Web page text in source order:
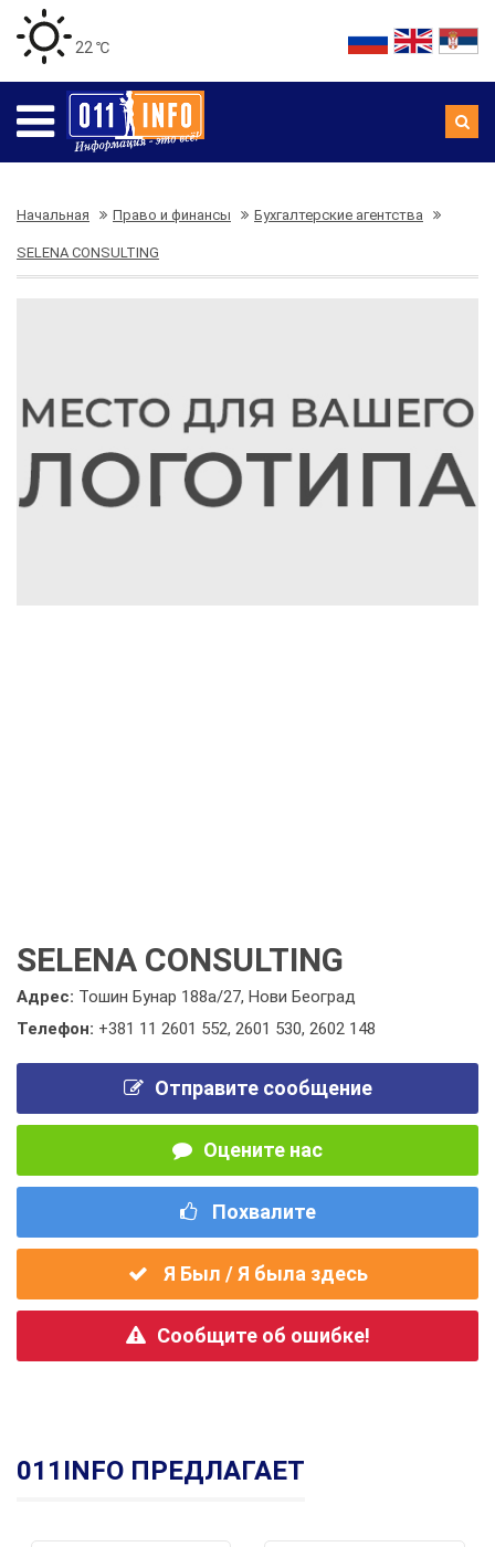
22 ℃
Начальная Право и финансы Бухгалтерские агентства
SELENA CONSULTING
SELENA CONSULTING
Адрес: Тошин Бунар 188а/27, Нови Београд
Телефон: +381 11 2601 552, 2601 530, 2602 148
Отправите сообщение
Оцените нас
Похвалите
Я Был / Я была здесь
Сообщите об ошибке!
011INFO ПРЕДЛАГАЕТ